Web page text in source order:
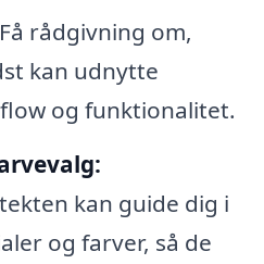
Få rådgivning om,
kan udnytte
og funktionalitet.
kan guide dig i
og farver, så de